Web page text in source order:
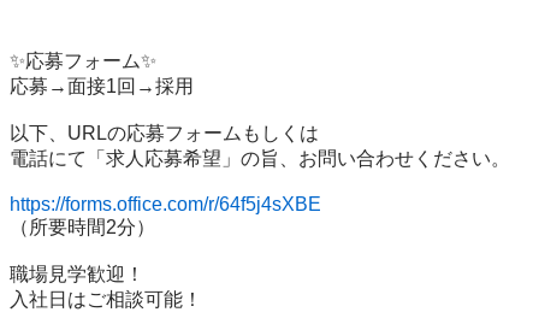
✨応募フォーム✨
応募→面接1回→採用
以下、URLの応募フォームもしくは
電話にて「求人応募希望」の旨、お問い合わせください。
https://forms.office.com/r/64f5j4sXBE
（所要時間2分）
職場見学歓迎！
入社日はご相談可能！